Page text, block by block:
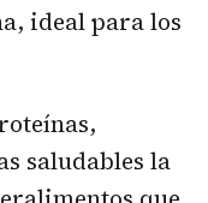
ideal para los
saludables la